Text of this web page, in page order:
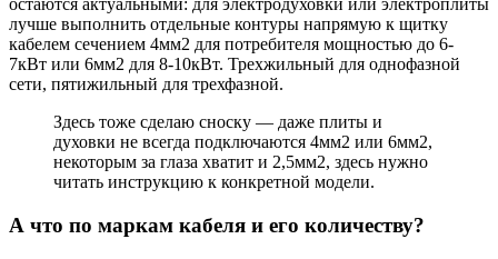
остаются актуальными: для электродуховки или электроплиты
лучше выполнить отдельные контуры напрямую к щитку
кабелем сечением 4мм2 для потребителя мощностью до 6-
7кВт или 6мм2 для 8-10кВт. Трехжильный для однофазной
сети, пятижильный для трехфазной.
Здесь тоже сделаю сноску — даже плиты и
духовки не всегда подключаются 4мм2 или 6мм2,
некоторым за глаза хватит и 2,5мм2, здесь нужно
читать инструкцию к конкретной модели.
А что по маркам кабеля и его количеству?